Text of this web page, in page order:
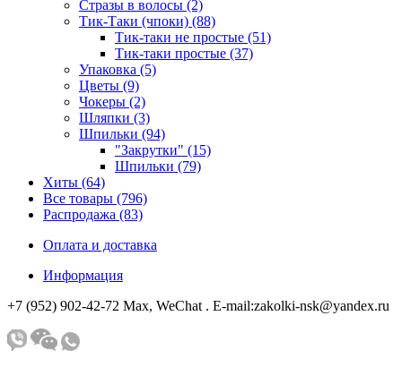
Стразы в волосы (2)
Тик-Таки (чпоки) (88)
Тик-таки не простые (51)
Тик-таки простые (37)
Упаковка (5)
Цветы (9)
Чокеры (2)
Шляпки (3)
Шпильки (94)
"Закрутки" (15)
Шпильки (79)
Хиты (64)
Все товары (796)
Распродажа (83)
Оплата и доставка
Информация
+7 (952) 902-42-72 Мах, WeChat . E-mail:zakolki-nsk@yandex.ru